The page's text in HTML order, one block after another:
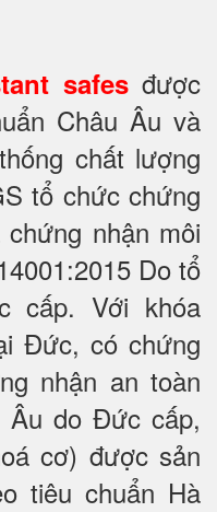
safesđược
Châu Âu và
chất lượng
tổ chức chứng
nhận môi
Do tổ
cấp. Với khóa
Đức, có chứng
nhận an toàn
Âu do Đức cấp,
cơ) được sản
tiêu chuẩn Hà